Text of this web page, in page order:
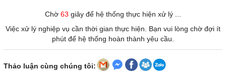
Chờ 63 giây để hệ thống thực hiện xử lý ...
Việc xử lý nghiệp vụ cần thời gian thực hiện. Bạn vui lòng chờ đợi ít
phút để hệ thống hoàn thành yêu cầu.
Thảo luận cùng chúng tôi: